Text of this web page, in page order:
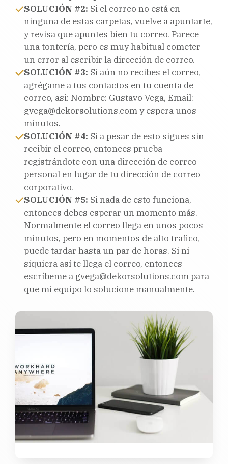
SOLUCIÓN #2: Si el correo no está en
ninguna de estas carpetas, vuelve a apuntarte,
y revisa que apuntes bien tu correo. Parece
una tontería, pero es muy habitual cometer
un error al escribir la dirección de correo.
SOLUCIÓN #3: Si aún no recibes el correo,
agrégame a tus contactos en tu cuenta de
correo, asi: Nombre: Gustavo Vega, Email:
gvega@dekorsolutions.com y espera unos
minutos.
SOLUCIÓN #4: Si a pesar de esto sigues sin
recibir el correo, entonces prueba
registrándote con una dirección de correo
personal en lugar de tu dirección de correo
corporativo.
SOLUCIÓN #5: Si nada de esto funciona,
entonces debes esperar un momento más.
Normalmente el correo llega en unos pocos
minutos, pero en momentos de alto trafico,
puede tardar hasta un par de horas. Si ni
siquiera así te llega el correo, entonces
escríbeme a gvega@dekorsolutions.com para
que mi equipo lo solucione manualmente.